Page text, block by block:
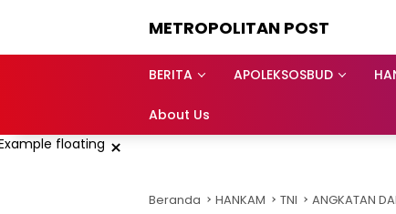
METROPOLITAN POST
BERITA APOLEKSOSBUD
About Us
×
Beranda HANKAM TNI ANGKATAN